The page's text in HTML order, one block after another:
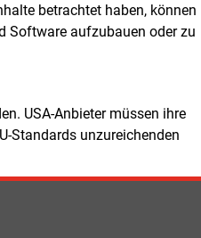
betrachtet haben, können
Software aufzubauen oder zu
USA-Anbieter müssen ihre
Standards unzureichenden